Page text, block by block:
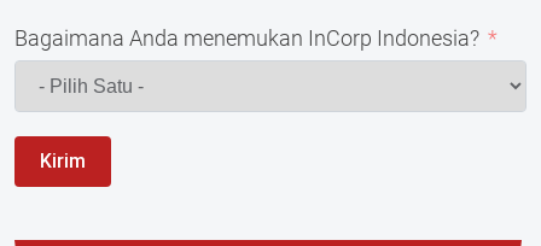
Bagaimana Anda menemukan InCorp Indonesia?
Kirim